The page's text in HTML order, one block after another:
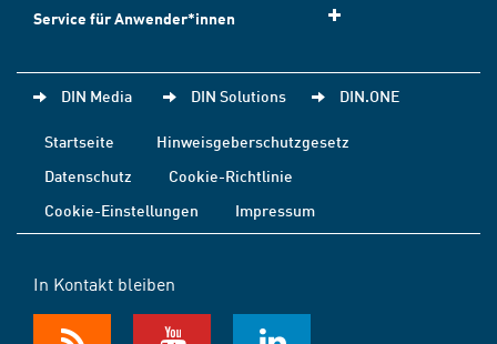
Service für Anwender*innen
DIN Media DIN Solutions DIN.ONE
Startseite
Hinweisgeberschutzgesetz
Datenschutz
Cookie-Richtlinie
Cookie-Einstellungen
Impressum
In Kontakt bleiben